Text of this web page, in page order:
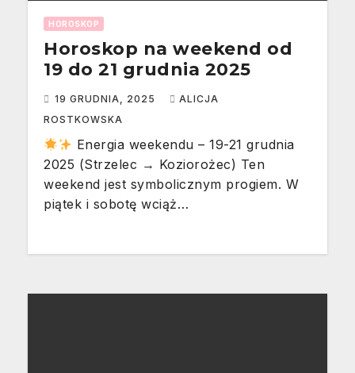
HOROSKOP
Horoskop na weekend od
19 do 21 grudnia 2025
19 GRUDNIA, 2025
ALICJA
ROSTKOWSKA
Energia weekendu – 19-21 grudnia
2025 (Strzelec → Koziorożec) Ten
weekend jest symbolicznym progiem. W
piątek i sobotę wciąż…